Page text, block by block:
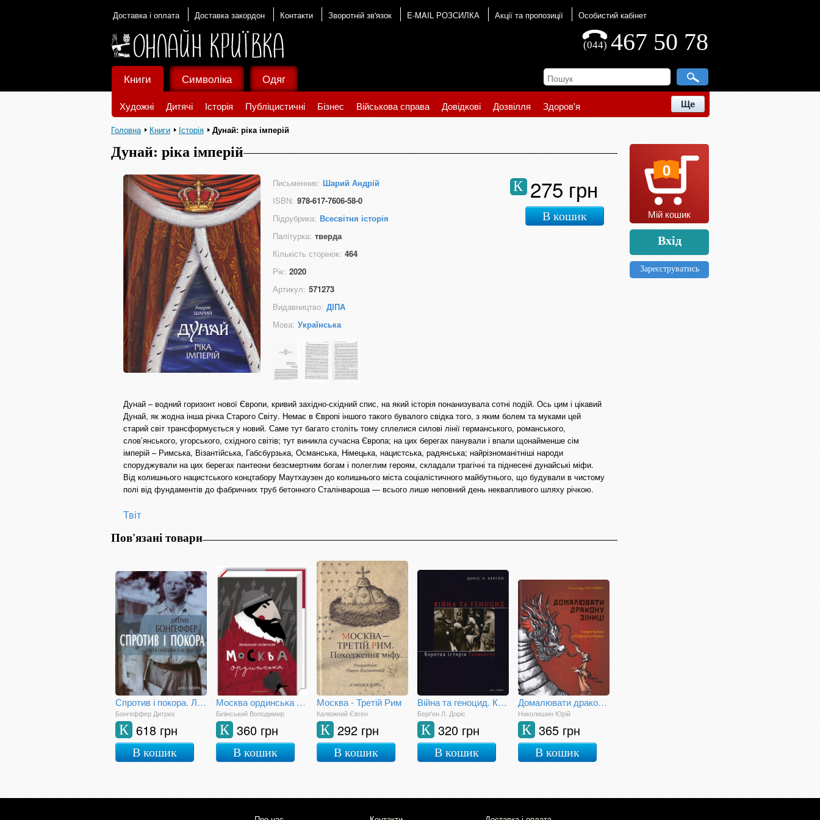
Доставка і оплата Доставка закордон Контакти Зворотній зв'язок E-MAIL РОЗСИЛКА Акції та пропозиції Особистий кабінет
467 50 78
(044)
Книги
Художні Дитячі Історія Публіцистичні Бізнес Військова справа Довідкові Дозвілля Здоров'я Ще
Символіка Одяг
Головна Книги Історія Дунай: ріка імперій
Дунай: ріка імперій
Письменник: Шарий Андрій
ISBN: 978-617-7606-58-0
Підрубрика: Всесвітня історія
Палітурка: тверда
Кількість сторінок: 464
Рік: 2020
Артикул: 571273
Видавництво: ДІПА
Мова: Українська
275 грн
К
В кошик
Дунай – водний горизонт нової Європи, кривий західно-східний спис, на який історія понанизувала сотні подій. Ось цим і цікавий
Дунай, як жодна інша річка Старого Світу. Немає в Європі іншого такого бувалого свідка того, з яким болем та муками цей
старий світ трансформується у новий. Саме тут багато століть тому сплелися силові лінії германського, романського,
слов’янського, угорського, східного світів; тут виникла сучасна Європа; на цих берегах панували і впали щонайменше сім
імперій – Римська, Візантійська, Габсбурзька, Османська, Німецька, нацистська, радянська; найрізноманітніші народи
споруджували на цих берегах пантеони безсмертним богам і полеглим героям, складали трагічні та піднесені дунайські міфи.
Від колишнього нацистського концтабору Маутхаузен до колишнього міста соціалістичного майбутнього, що будували в чистому
полі від фундаментів до фабричних труб бетонного Сталінвароша — всього лише неповний день неквапливого шляху річкою.
Твіт
Пов'язані товари
Спротив і покора. Листи і нотатки з-за грат
Бонгеффер Дитрих
618 грн
К
В кошик
Москва ординська (XIII—XVI століття)
Білінський Володимир
360 грн
К
В кошик
Москва - Третій Рим
Калюжний Євген
292 грн
К
В кошик
Війна та геноцид. Коротка історія Голокосту
Берґен Л. Доріс
320 грн
К
В кошик
Домалювати дракону зіниці
Николишин Юрій
365 грн
К
В кошик
0
Мій кошик
Вхід
Зареєструватись